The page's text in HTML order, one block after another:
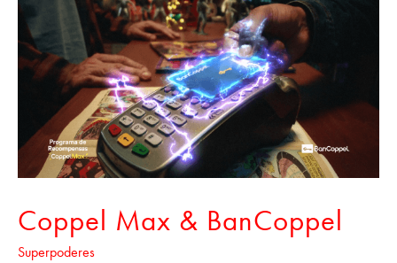
Coppel Max & BanCoppel
Superpoderes